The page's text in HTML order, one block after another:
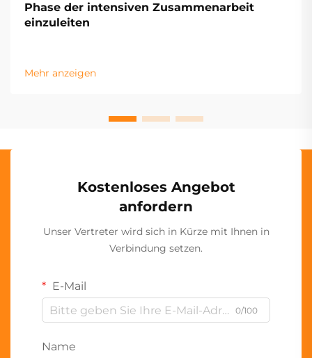
Phase der intensiven Zusammenarbeit
einzuleiten
Mehr anzeigen
Kostenloses Angebot
anfordern
Unser Vertreter wird sich in Kürze mit Ihnen in
Verbindung setzen.
E-Mail
0/100
Name